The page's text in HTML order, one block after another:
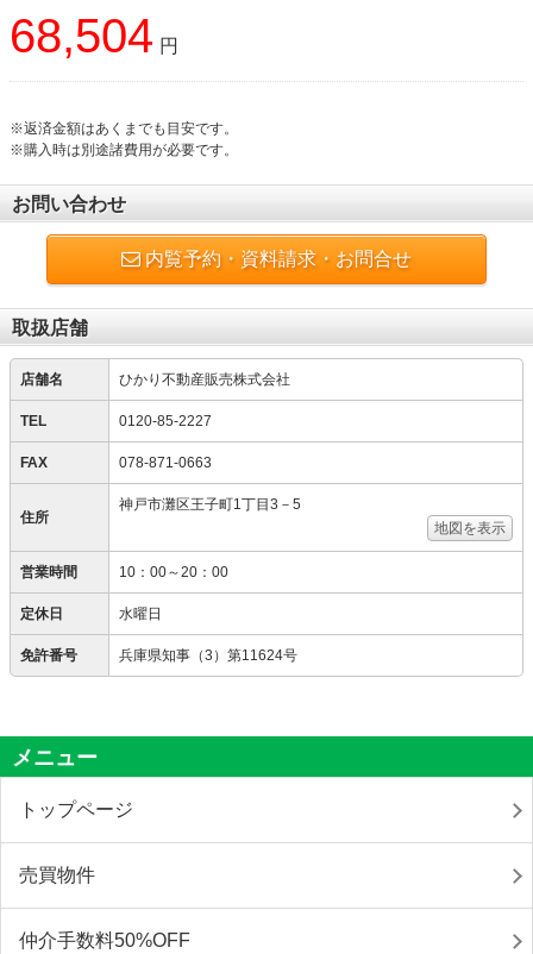
68,504 円
※返済金額はあくまでも目安です。
※購入時は別途諸費用が必要です。
お問い合わせ
内覧予約・資料請求・お問合せ
取扱店舗
店舗名 ひかり不動産販売株式会社
TEL 0120-85-2227
FAX 078-871-0663
住所
神戸市灘区王子町1丁目3－5
地図を表示
営業時間 10：00～20：00
定休日 水曜日
免許番号 兵庫県知事（3）第11624号
メニュー
トップページ
売買物件
仲介手数料50%OFF